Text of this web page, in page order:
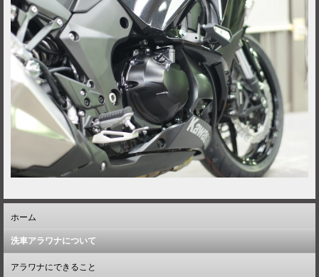
ホーム
洗車アラワナについて
アラワナにできること